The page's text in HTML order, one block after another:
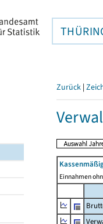
Zurück |
Einnahmen